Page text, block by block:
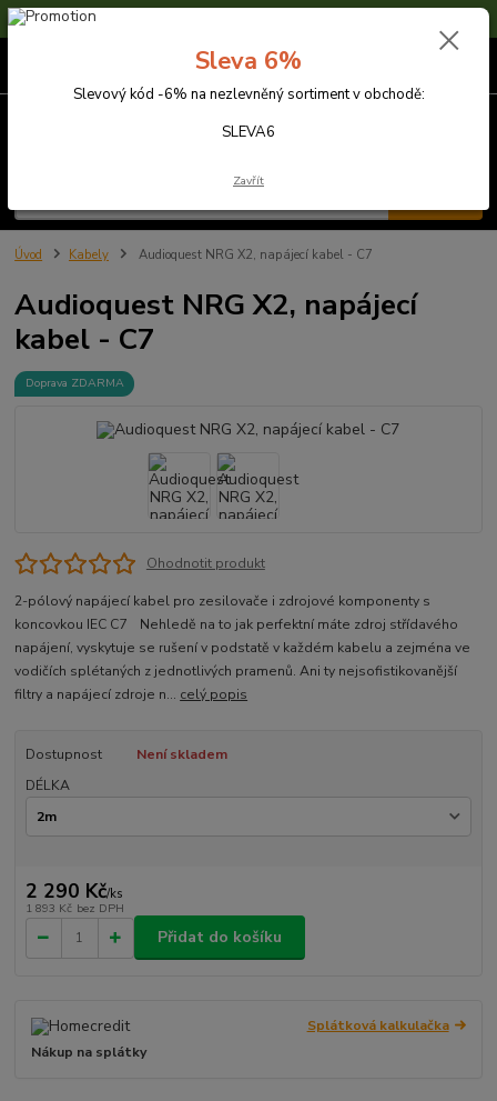
Sleva 6% na nezlevněné zboží s kódem SLEVA6
Úvod Kabely Audioquest NRG X2, napájecí kabel - C7
Audioquest NRG X2, napájecí
kabel - C7
Doprava ZDARMA
Ohodnotit produkt
2-pólový napájecí kabel pro zesilovače i zdrojové komponenty s
koncovkou IEC C7 Nehledě na to jak perfektní máte zdroj střídavého
napájení, vyskytuje se rušení v podstatě v každém kabelu a zejména ve
vodičích splétaných z jednotlivých pramenů. Ani ty nejsofistikovanější
filtry a napájecí zdroje n... celý popis
Dostupnost
Není skladem
DÉLKA
2 290 Kč/ks
1 893 Kč bez DPH
Přidat do košíku
Splátková kalkulačka
Nákup na splátky
Sleva 6%
Slevový kód -6% na nezlevněný sortiment v obchodě:
SLEVA6
Zavřít